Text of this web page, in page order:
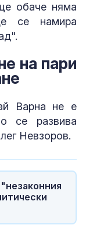
обаче няма
се намира
на пари
Варна не е
се развива
Невзоров.